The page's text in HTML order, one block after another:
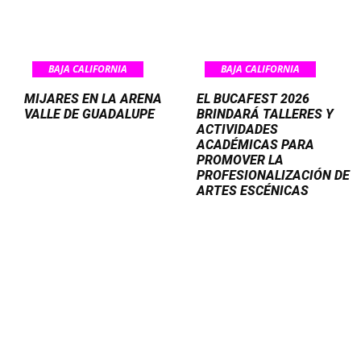
BAJA CALIFORNIA
MIJARES EN LA ARENA
VALLE DE GUADALUPE
BAJA CALIFORNIA
EL BUCAFEST 2026
BRINDARÁ TALLERES Y
ACTIVIDADES
ACADÉMICAS PARA
PROMOVER LA
PROFESIONALIZACIÓN DE
ARTES ESCÉNICAS